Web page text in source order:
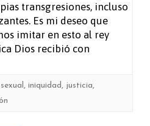
transgresiones, incluso
Es mi deseo que
imitar en esto al rey
Dios recibió con
, iniquidad, justicia,